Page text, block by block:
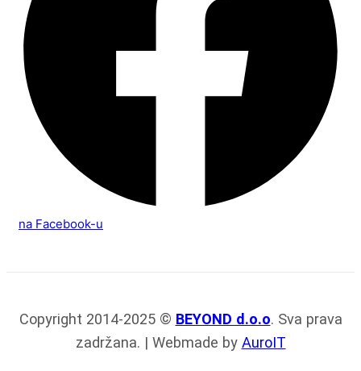
na Facebook-u
Copyright 2014-2025 © BEYOND d.o.o. Sva prava
zadržana. | Webmade by AuroIT